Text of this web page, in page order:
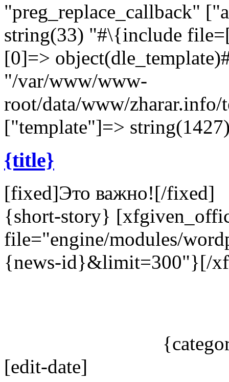
"preg_replace_callback"
string(33) "#\{include
[0]=>
"/var/www/www-
root/data/www/zharar.info/
["template"]=>
{title}
[fixed]Это важно![/fixed]
{short-story}
file="engine/modules/
{news-id}&limit=300"}[/
[edit-date]